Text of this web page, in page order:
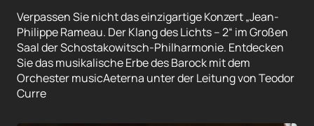
Verpassen Sie nicht das einzigartige Konzert „Jean-
Philippe Rameau. Der Klang des Lichts – 2“ im Großen
Saal der Schostakowitsch-Philharmonie. Entdecken
Sie das musikalische Erbe des Barock mit dem
Orchester musicAeterna unter der Leitung von Teodor
Curre